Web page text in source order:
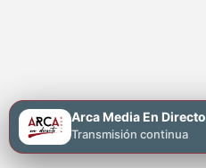
Arca Media En Directo
Transmisión continua